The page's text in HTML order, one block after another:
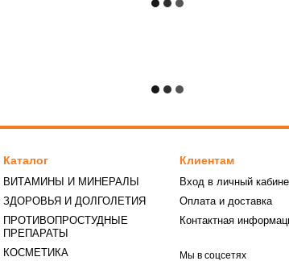
Каталог
ВИТАМИНЫ И МИНЕРАЛЫ
ЗДОРОВЬЯ И ДОЛГОЛЕТИЯ
ПРОТИВОПРОСТУДНЫЕ
ПРЕПАРАТЫ
КОСМЕТИКА
Клиентам
Вход в личный
Оплата и доставка
Контактная
Мы в соцсетях